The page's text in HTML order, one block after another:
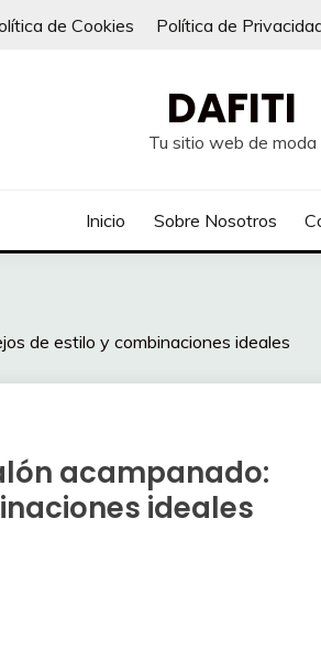
de Cookies Política de
DAFITI
Tu sitio web de moda
Inicio Sobre Nosotros
de estilo y combinaciones ideales
acampanado:
ideales